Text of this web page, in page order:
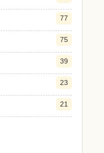
77
75
39
23
21